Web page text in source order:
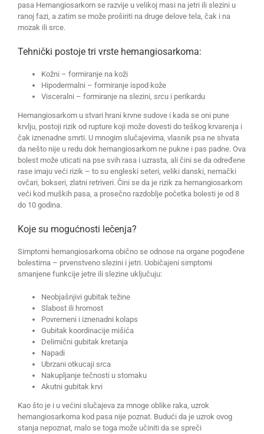
pasa Hemangiosarkom se razvije u velikoj masi na jetri ili slezini u
ranoj fazi, a zatim se može proširiti na druge delove tela, čak i na
mozak ili srce.
Tehnički postoje tri vrste hemangiosarkoma:
Kožni – formiranje na koži
Hipodermalni – formiranje ispod kože
Visceralni – formiranje na slezini, srcu i perikardu
Hemangiosarkom u stvari hrani krvne sudove i kada se oni pune
krvlju, postoji rizik od rupture koji može dovesti do teškog krvarenja i
čak iznenadne smrti. U mnogim slučajevima, vlasnik psa ne shvata
da nešto nije u redu dok hemangiosarkom ne pukne i pas padne. Ova
bolest može uticati na pse svih rasa i uzrasta, ali čini se da određene
rase imaju veći rizik – to su engleski seteri, veliki danski, nemački
ovčari, bokseri, zlatni retriveri. Čini se da je rizik za hemangiosarkom
veći kod muških pasa, a prosečno razdoblje početka bolesti je od 8
do 10 godina.
Koje su mogućnosti lečenja?
Simptomi hemangiosarkoma obično se odnose na organe pogođene
bolestima – prvenstveno slezini i jetri. Uobičajeni simptomi
smanjene funkcije jetre ili slezine uključuju:
Neobjašnjivi gubitak težine
Slabost ili hromost
Povremeni i iznenadni kolaps
Gubitak koordinacije mišića
Delimični gubitak kretanja
Napadi
Ubrzani otkucaji srca
Nakupljanje tečnosti u stomaku
Akutni gubitak krvi
Kao što je i u većini slučajeva za mnoge oblike raka, uzrok
hemangiosarkoma kod pasa nije poznat. Budući da je uzrok ovog
stanja nepoznat, malo se toga može učiniti da se spreči